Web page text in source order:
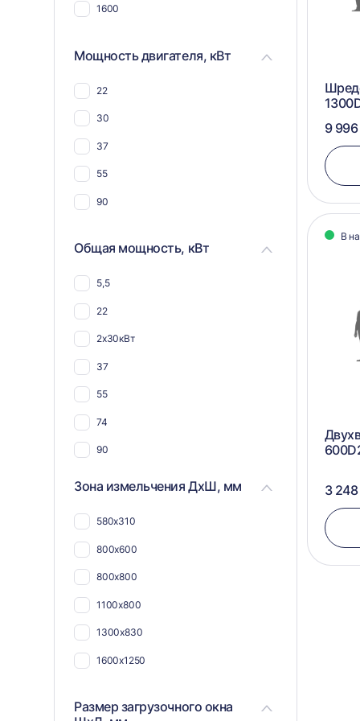
компоста
Для овощей и фруктов
Для труб
Для стеклоарматуры
Для реагентов
1600
Мощность двигателя, кВт
22
30
37
55
90
Общая мощность, кВт
5,5
22
2х30кВт
37
55
74
90
Зона измельчения ДхШ, мм
580х310
800х600
800х800
1100х800
1300х830
1600х1250
Размер загрузочного окна
9
В
3